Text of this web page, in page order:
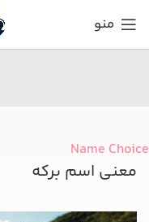
منو
Name Choice
معنی اسم برکه